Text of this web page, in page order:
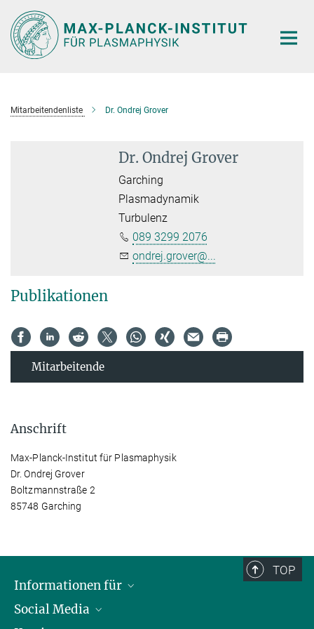
Hauptinhalt
Mitarbeitendenliste Dr. Ondrej Grover
Dr. Ondrej Grover
Garching
Plasmadynamik
Turbulenz
089 3299 2076
ondrej.grover@...
Publikationen
Mitarbeitende
Anschrift
Max-Planck-Institut für Plasmaphysik
Dr. Ondrej Grover
Boltzmannstraße 2
85748 Garching
TOP
Informationen für
Journalisten
Social Media